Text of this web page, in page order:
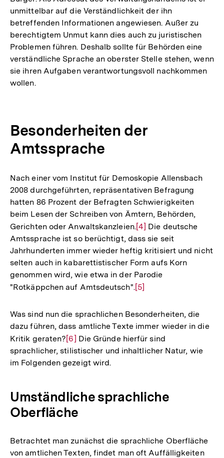
unmittelbar auf die Verständlichkeit der ihn
betreffenden Informationen angewiesen. Außer zu
berechtigtem Unmut kann dies auch zu juristischen
Problemen führen. Deshalb sollte für Behörden eine
verständliche Sprache an oberster Stelle stehen, wenn
sie ihren Aufgaben verantwortungsvoll nachkommen
wollen.
Besonderheiten der
Amtssprache
Nach einer vom Institut für Demoskopie Allensbach
2008 durchgeführten, repräsentativen Befragung
hatten 86 Prozent der Befragten Schwierigkeiten
beim Lesen der Schreiben von Ämtern, Behörden,
Gerichten oder Anwaltskanzleien.Zur
Auflösung
der
Fußnote
[4] Die deutsche
Amtssprache ist so berüchtigt, dass sie seit
Jahrhunderten immer wieder heftig kritisiert und nicht
selten auch in kabarettistischer Form aufs Korn
genommen wird, wie etwa in der Parodie
"Rotkäppchen auf Amtsdeutsch".Zur
der
Fußnote
[5]
Was sind nun die sprachlichen Besonderheiten, die
dazu führen, dass amtliche Texte immer wieder in die
Kritik geraten?Zur
Auflösung
der
[6] Die Gründe hierfür sind
sprachlicher, stilistischer und inhaltlicher Natur, wie
im Folgenden gezeigt wird.
Umständliche sprachliche
Oberfläche
Betrachtet man zunächst die sprachliche Oberfläche
von amtlichen Texten, findet man oft Auffälligkeiten